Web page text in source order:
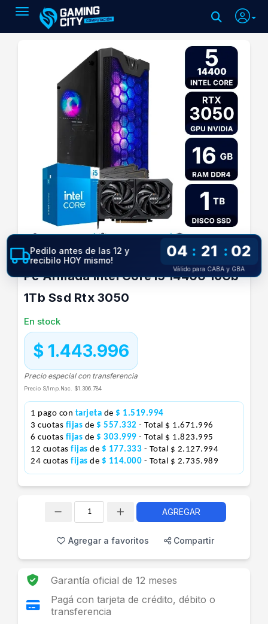
Toggle navigation
Pc Armada Intel Core I5 14400 16Gb
1Tb Ssd Rtx 3050
En stock
$ 1.443.996
Precio especial con transferencia
Precio S/Imp.Nac. $1.306.784
1 pago con tarjeta de $ 1.519.994
3 cuotas fijas de $ 557.332 - Total $ 1.671.996
6 cuotas fijas de $ 303.999 - Total $ 1.823.995
12 cuotas fijas de $ 177.333 - Total $ 2.127.994
24 cuotas fijas de $ 114.000 - Total $ 2.735.989
Pedilo antes de las 12 y
recibilo HOY mismo!
04 : 21 : 02
Válido para CABA y GBA
AGREGAR
Agregar a favoritos Compartir
Garantía oficial de 12 meses
Pagá con tarjeta de crédito, débito o
transferencia